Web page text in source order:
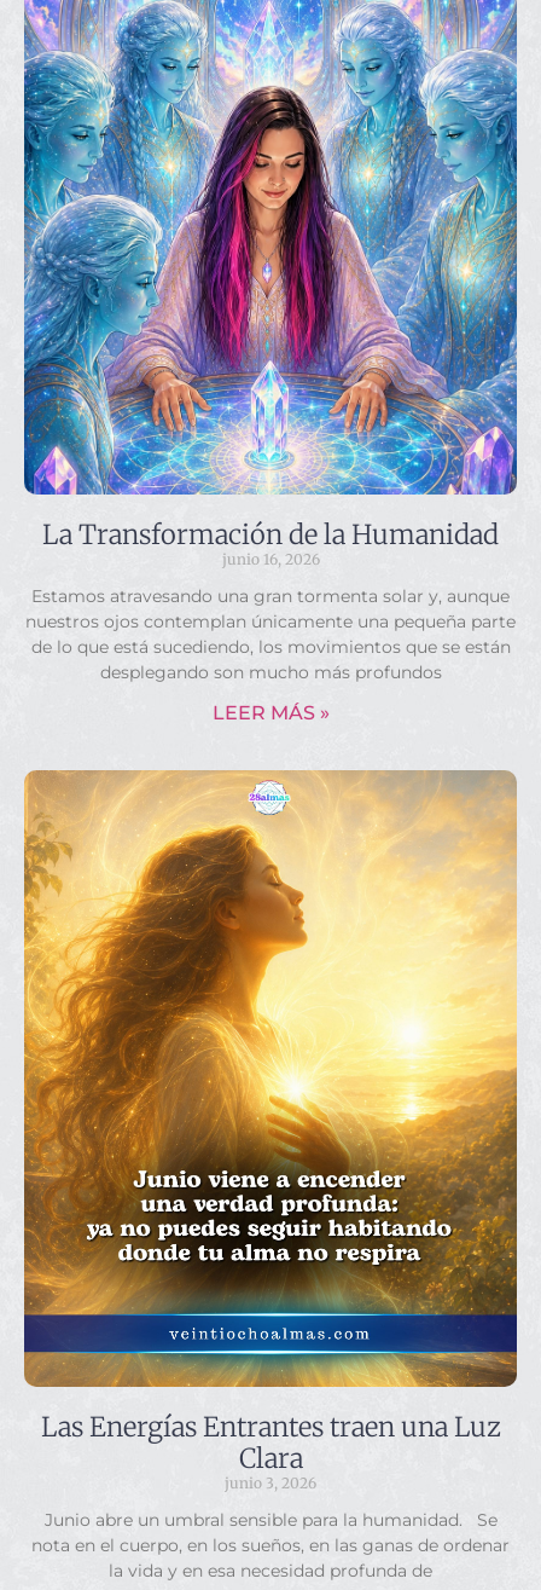
La Transformación de la Humanidad
junio 16, 2026
Estamos atravesando una gran tormenta solar y, aunque
nuestros ojos contemplan únicamente una pequeña parte
de lo que está sucediendo, los movimientos que se están
desplegando son mucho más profundos
LEER MÁS »
Las Energías Entrantes traen una Luz
Clara
junio 3, 2026
Junio abre un umbral sensible para la humanidad. Se
nota en el cuerpo, en los sueños, en las ganas de ordenar
la vida y en esa necesidad profunda de